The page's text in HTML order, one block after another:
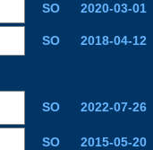
SO 2020-03-01
SO 2018-04-12
SO 2022-07-26
SO 2015-05-20